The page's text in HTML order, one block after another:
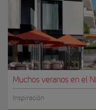
Muchos veranos en el
Inspiración